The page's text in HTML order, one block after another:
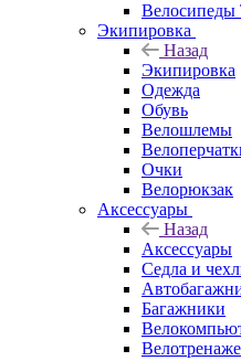
Велосипеды
Экипировка
Назад
Экипировка
Одежда
Обувь
Велошлемы
Очки
Велорюкзак
Аксессуары
Назад
Аксессуары
Седла и
Багажники